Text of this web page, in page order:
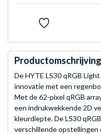
Productomschrijving
De HYTE LS30 qRGB
innovatie met een
Met de 62-pixel qRGB
een indrukwekkende 2D
kleurdiepte. De LS30
verschillende opstellingen